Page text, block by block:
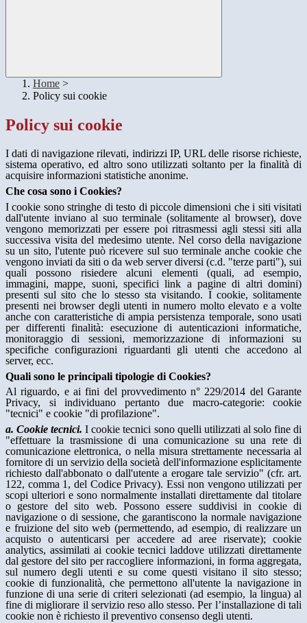
Home >
Policy sui cookie
Policy sui cookie
I dati di navigazione rilevati, indirizzi IP, URL delle risorse richieste,
sistema operativo, ed altro sono utilizzati soltanto per la finalità di
acquisire informazioni statistiche anonime.
Che cosa sono i Cookies?
I cookie sono stringhe di testo di piccole dimensioni che i siti visitati
dall'utente inviano al suo terminale (solitamente al browser), dove
vengono memorizzati per essere poi ritrasmessi agli stessi siti alla
successiva visita del medesimo utente. Nel corso della navigazione
su un sito, l'utente può ricevere sul suo terminale anche cookie che
vengono inviati da siti o da web server diversi (c.d. "terze parti"), sui
quali possono risiedere alcuni elementi (quali, ad esempio,
immagini, mappe, suoni, specifici link a pagine di altri domini)
presenti sul sito che lo stesso sta visitando. I cookie, solitamente
presenti nei browser degli utenti in numero molto elevato e a volte
anche con caratteristiche di ampia persistenza temporale, sono usati
per differenti finalità: esecuzione di autenticazioni informatiche,
monitoraggio di sessioni, memorizzazione di informazioni su
specifiche configurazioni riguardanti gli utenti che accedono al
server, ecc.
Quali sono le principali tipologie di Cookies?
Al riguardo, e ai fini del provvedimento n° 229/2014 del Garante
Privacy, si individuano pertanto due macro-categorie: cookie
"tecnici" e cookie "di profilazione".
a. Cookie tecnici.I cookie tecnici sono quelli utilizzati al solo fine di
"effettuare la trasmissione di una comunicazione su una rete di
comunicazione elettronica, o nella misura strettamente necessaria al
fornitore di un servizio della società dell'informazione esplicitamente
richiesto dall'abbonato o dall'utente a erogare tale servizio" (cfr. art.
122, comma 1, del Codice Privacy). Essi non vengono utilizzati per
scopi ulteriori e sono normalmente installati direttamente dal titolare
o gestore del sito web. Possono essere suddivisi in cookie di
navigazione o di sessione, che garantiscono la normale navigazione
e fruizione del sito web (permettendo, ad esempio, di realizzare un
acquisto o autenticarsi per accedere ad aree riservate); cookie
analytics, assimilati ai cookie tecnici laddove utilizzati direttamente
dal gestore del sito per raccogliere informazioni, in forma aggregata,
sul numero degli utenti e su come questi visitano il sito stesso;
cookie di funzionalità, che permettono all'utente la navigazione in
funzione di una serie di criteri selezionati (ad esempio, la lingua) al
fine di migliorare il servizio reso allo stesso. Per l’installazione di tali
cookie non è richiesto il preventivo consenso degli utenti.